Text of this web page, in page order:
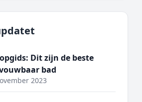
Dit zijn de beste
bad
2023